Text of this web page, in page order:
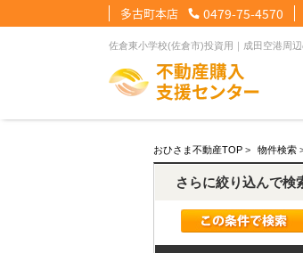
佐倉東小学校(佐倉市)投資用｜成田空港周
多古町本店 0479-75-4570
【住宅ローンメニュー】
住宅ローンに強い理由
【会社情報メニュー】
会社概要 スタッフ紹
その他の事業紹介
【お問合せメニュー】
メール問合せ LINE
おひさま不動産TOP > 物件検索
さらに絞り込んで検